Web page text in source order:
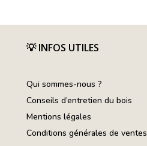
💡INFOS UTILES
Qui sommes-nous ?
Conseils d’entretien du bois
Mentions légales
Conditions générales de ventes